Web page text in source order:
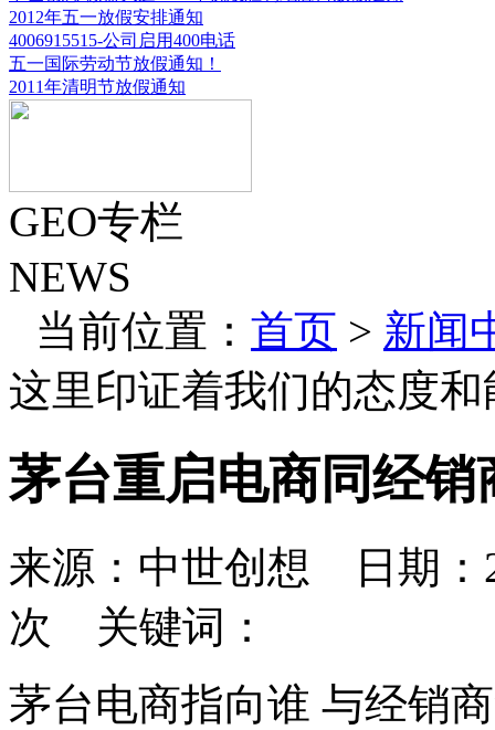
2012年五一放假安排通知
4006915515-公司启用400电话
五一国际劳动节放假通知！
2011年清明节放假通知
GEO专栏
NEWS
当前位置： 首页 > 新闻
这里印证着我们的态度和
茅台重启电商同经
来源：中世创想 日期：
次 关键词：
茅台电商指向谁 与经销